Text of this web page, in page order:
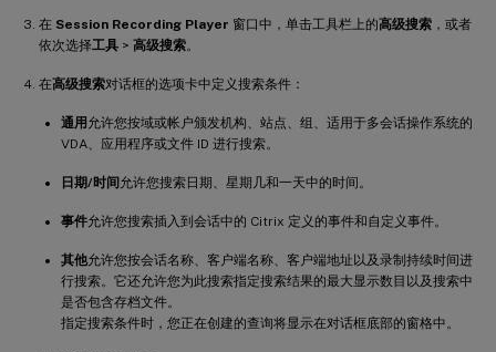
在 Session Recording Player 窗口中，单击工具栏上的高级搜索 ，或者
依次选择工具 > 高级搜索。
在高级搜索对话框的选项卡中定义搜索条件：
通用允许您按域或帐户颁发机构、站点、组、适用于多会话操作系统的
VDA、应用程序或文件 ID 进行搜索。
日期/时间允许您搜索日期、星期几和一天中的时间。
事件允许您搜索插入到会话中的 Citrix 定义的事件和自定义事件。
其他允许您按会话名称、客户端名称、客户端地址以及录制持续时间进
行搜索。它还允许您为此搜索指定搜索结果的最大显示数目以及搜索中
是否包含存档文件。
指定搜索条件时，您正在创建的查询将显示在对话框底部的窗格中。